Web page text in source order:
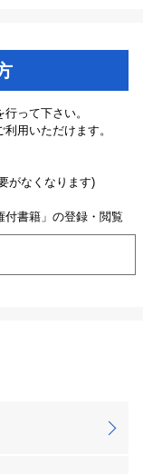
って下さい。
用いただけます。
がなくなります)
付書籍」の登録・閲覧